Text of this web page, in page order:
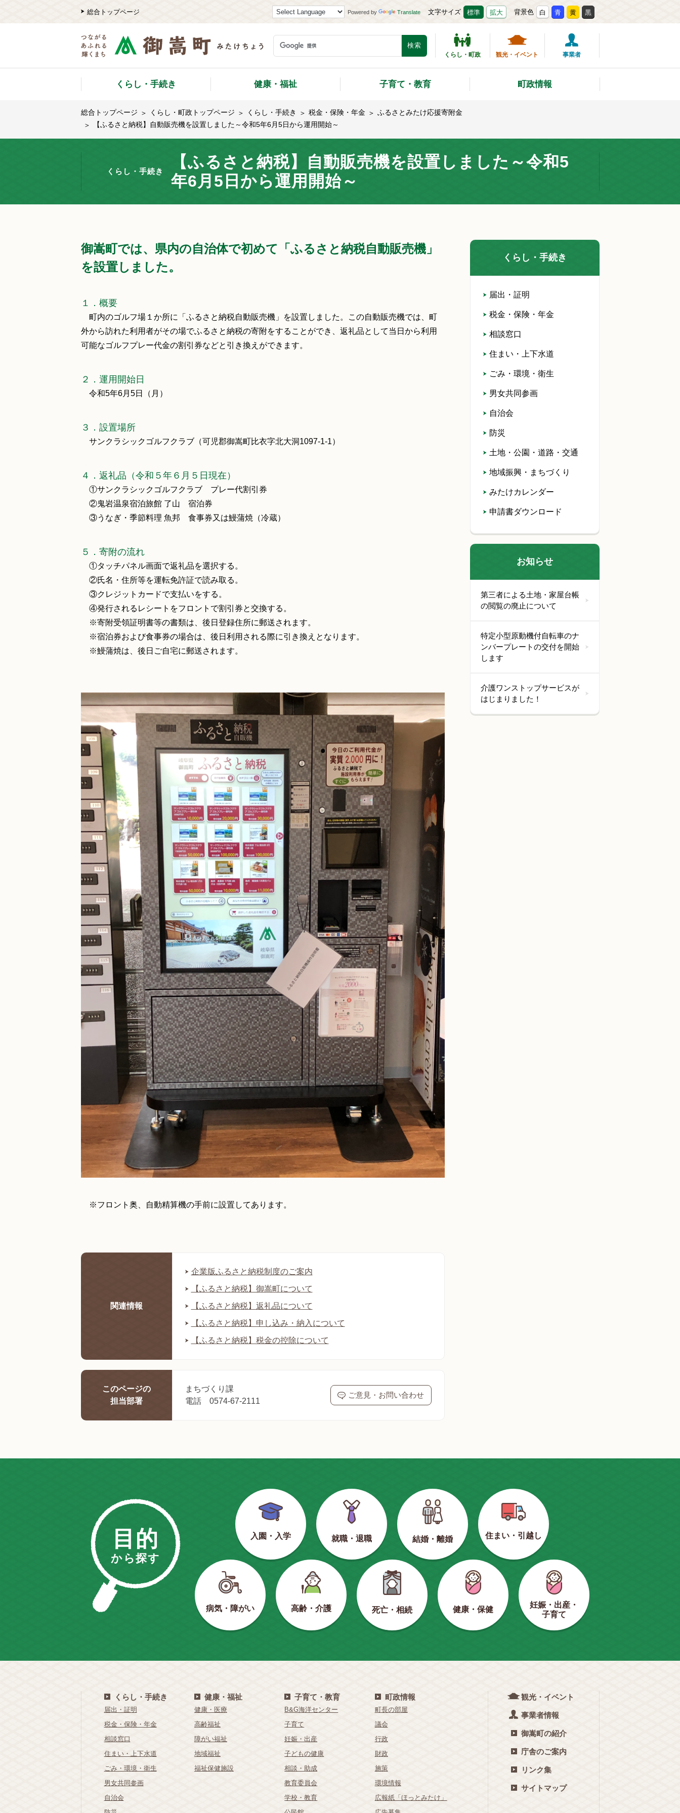
総合トップページ Powered by Translate 文字サイズ 標準 拡大 背景色 白 青 黄 黒
くらし・町政 観光・イベント 事業者
くらし・手続き 健康・福祉 子育て・教育 町政情報
総合トップページ くらし・町政トップページ くらし・手続き 税金・保険・年金
ふるさとみたけ応援寄附金
【ふるさと納税】自動販売機を設置しました～令和5年6月5日から運用開始～
くらし・手続き
【ふるさと納税】自動販売機を設置しました～令和5
年6月5日から運用開始～
御嵩町では、県内の自治体で初めて「ふるさと納税自動販売機」
を設置しました。
１．概要
町内のゴルフ場１か所に「ふるさと納税自動販売機」を設置しました。この自動販売機では、町
外から訪れた利用者がその場でふるさと納税の寄附をすることができ、返礼品として当日から利用
可能なゴルフプレー代金の割引券などと引き換えができます。
２．運用開始日
令和5年6月5日（月）
３．設置場所
サンクラシックゴルフクラブ（可児郡御嵩町比衣字北大洞1097-1-1）
４．返礼品（令和５年６月５日現在）
①サンクラシックゴルフクラブ プレー代割引券
②鬼岩温泉宿泊旅館 了山 宿泊券
③うなぎ・季節料理 魚邦 食事券又は鰻蒲焼（冷蔵）
５．寄附の流れ
①タッチパネル画面で返礼品を選択する。
②氏名・住所等を運転免許証で読み取る。
③クレジットカードで支払いをする。
④発行されるレシートをフロントで割引券と交換する。
※寄附受領証明書等の書類は、後日登録住所に郵送されます。
※宿泊券および食事券の場合は、後日利用される際に引き換えとなります。
※鰻蒲焼は、後日ご自宅に郵送されます。
※フロント奥、自動精算機の手前に設置してあります。
関連情報
企業版ふるさと納税制度のご案内
【ふるさと納税】御嵩町について
【ふるさと納税】返礼品について
【ふるさと納税】申し込み・納入について
【ふるさと納税】税金の控除について
このページの
担当部署
まちづくり課
電話 0574-67-2111
ご意見・お問い合わせ
くらし・手続き
届出・証明
税金・保険・年金
相談窓口
住まい・上下水道
ごみ・環境・衛生
男女共同参画
自治会
防災
土地・公園・道路・交通
地域振興・まちづくり
みたけカレンダー
申請書ダウンロード
お知らせ
第三者による土地・家屋台帳
の閲覧の廃止について
特定小型原動機付自転車のナ
ンバープレートの交付を開始
します
介護ワンストップサービスが
はじまりました！
目的
から探す
入園・入学 就職・退職 結婚・離婚 住まい・引越し
病気・障がい 高齢・介護 死亡・相続 健康・保健
妊娠・出産・
子育て
くらし・手続き
届出・証明
税金・保険・年金
相談窓口
住まい・上下水道
ごみ・環境・衛生
男女共同参画
自治会
健康・福祉
健康・医療
高齢福祉
障がい福祉
地域福祉
福祉保健施設
子育て・教育
B&G海洋センター
子育て
妊娠・出産
子どもの健康
相談・助成
教育委員会
学校・教育
町政情報
町長の部屋
議会
行政
財政
施策
環境情報
広報紙「ほっとみたけ」
観光・イベント
事業者情報
御嵩町の紹介
庁舎のご案内
リンク集
サイトマップ